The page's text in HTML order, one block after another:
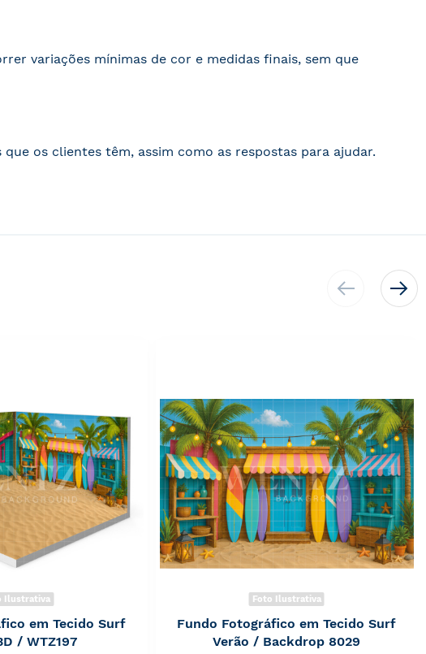
variações mínimas de cor e medidas finais, sem que
os clientes têm, assim como as respostas para ajudar.
Ilustrativa
em Tecido Surf
/ WTZ197
Foto Ilustrativa
Fundo Fotográfico em Tecido Surf
Verão / Backdrop 8029